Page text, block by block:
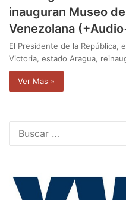
inauguran Museo
Venezolana
El Presidente de la República,
Victoria, estado Aragua,
Ver Mas »